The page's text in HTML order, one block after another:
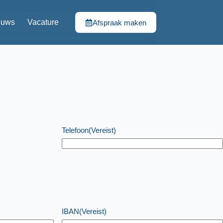
Vacature Afspraak maken
Telefoon(Vereist)
IBAN(Vereist)